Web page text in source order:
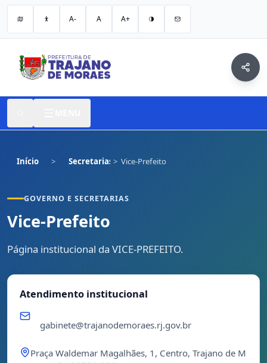
A- A A+
Início Secretarias Vice-Prefeito
GOVERNO E SECRETARIAS
Vice-Prefeito
Página institucional da VICE-PREFEITO.
Atendimento institucional
gabinete@trajanodemoraes.rj.gov.br
Praça Waldemar Magalhães, 1, Centro, Trajano de M